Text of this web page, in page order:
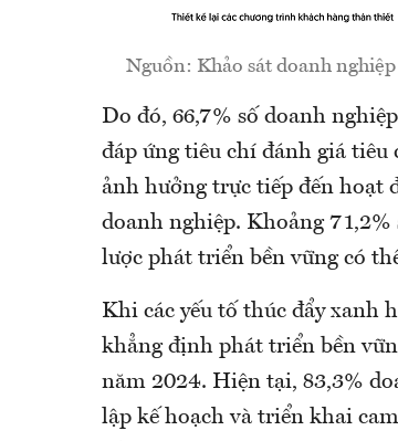
Nguồn: Khảo sát doanh
Do đó, 66,7% số doanh
đáp ứng tiêu chí đánh giá
ảnh hưởng trực tiếp đến hoạt
doanh nghiệp. Khoảng
lược phát triển bền vững có
Khi các yếu tố thúc đẩy xanh
khẳng định phát triển bền
năm 2024. Hiện tại, 83,3%
lập kế hoạch và triển khai